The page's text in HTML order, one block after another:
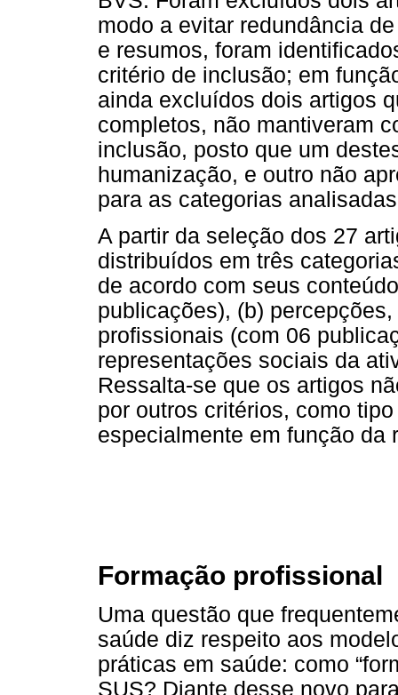
modo a evitar redundância
e resumos, foram
critério de inclusão; em
ainda excluídos dois artigos
completos, não mantiveram
inclusão, posto que um
humanização, e outro não
para as categorias
A partir da seleção dos 27
distribuídos em três
de acordo com seus
publicações), (b)
profissionais (com 06
representações sociais da
Ressalta-se que os artigos
por outros critérios, como
especialmente em função da
Formação profissional
Uma questão que
saúde diz respeito aos
práticas em saúde: como
SUS? Diante desse novo